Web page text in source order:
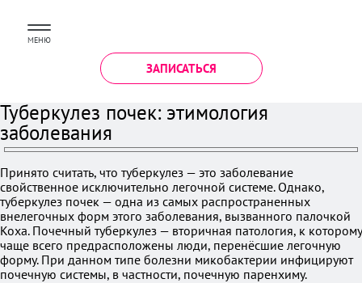
МЕНЮ
ЗАПИСАТЬСЯ
Туберкулез почек: этимология
заболевания
Принято считать, что туберкулез — это заболевание
свойственное исключительно легочной системе. Однако,
туберкулез почек — одна из самых распространенных
внелегочных форм этого заболевания, вызванного палочкой
Коха. Почечный туберкулез — вторичная патология, к которому
чаще всего предрасположены люди, перенёсшие легочную
форму. При данном типе болезни микобактерии инфицируют
почечную системы, в частности, почечную паренхиму.